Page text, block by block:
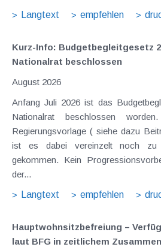
Langtext
empfehlen
Kurz-Info: Budgetbegleitgesetz
Nationalrat beschlossen
August 2026
Anfang Juli 2026 ist das
Nationalrat beschlossen
Regierungsvorlage ( siehe dazu
ist es dabei vereinzelt noch zu
gekommen. Kein Progressionsvorbehalt bei der Erhöhung
der...
Langtext
empfehlen
Hauptwohnsitz​­befreiung –
laut BFG in zeitlichem